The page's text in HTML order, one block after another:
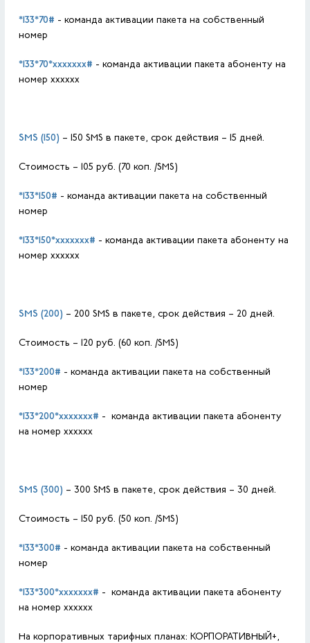
*133*70# - команда активации пакета на собственный
номер
*133*70*xxxxxxх# - команда активации пакета абоненту на
номер хххххх
SMS (150) – 150 SMS в пакете, срок действия – 15 дней.
Стоимость – 105 руб. (70 коп. /SMS)
*133*150# - команда активации пакета на собственный
номер
*133*150*xxxxxxх# - команда активации пакета абоненту на
номер хххххх
SMS (200) – 200 SMS в пакете, срок действия – 20 дней.
Стоимость – 120 руб. (60 коп. /SMS)
*133*200# - команда активации пакета на собственный
номер
*133*200*xxxxxxх# - команда активации пакета абоненту
на номер хххххх
SMS (300) – 300 SMS в пакете, срок действия – 30 дней.
Стоимость – 150 руб. (50 коп. /SMS)
*133*300# - команда активации пакета на собственный
номер
*133*300*xxxxxxх# - команда активации пакета абоненту
на номер хххххх
На корпоративных тарифных планах: КОРПОРАТИВНЫЙ+,